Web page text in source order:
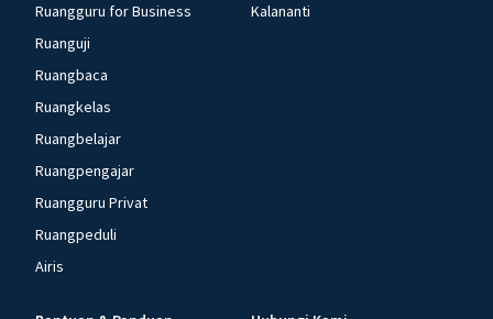
Ruangguru for Business
Ruanguji
Ruangbaca
Ruangkelas
Ruangbelajar
Ruangpengajar
Ruangguru Privat
Ruangpeduli
Airis
Kalananti